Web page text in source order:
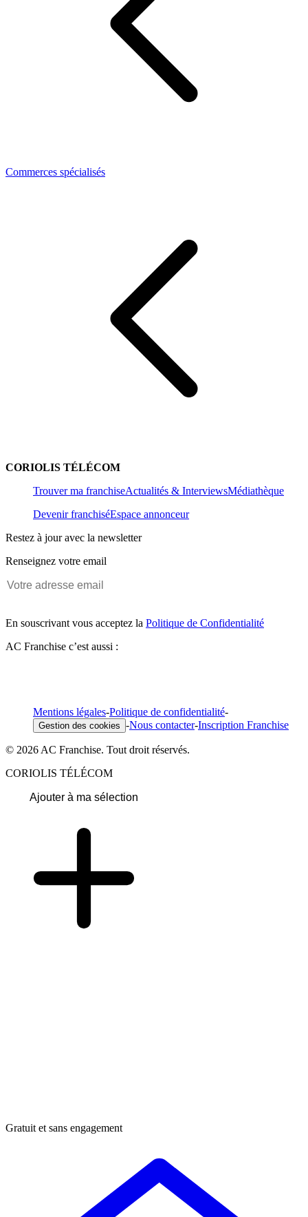
Commerces spécialisés
CORIOLIS TÉLÉCOM
Trouver ma franchiseActualités & InterviewsMédiathèque
Devenir franchiséEspace annonceur
Restez à jour avec la newsletter
Renseignez votre email
En souscrivant vous acceptez la Politique de Confidentialité
AC Franchise c’est aussi :
Mentions légales-Politique de confidentialité-
Gestion des cookies -Nous contacter-Inscription Franchise
© 2026 AC Franchise. Tout droit réservés.
CORIOLIS TÉLÉCOM
Ajouter à ma sélection
Gratuit et sans engagement